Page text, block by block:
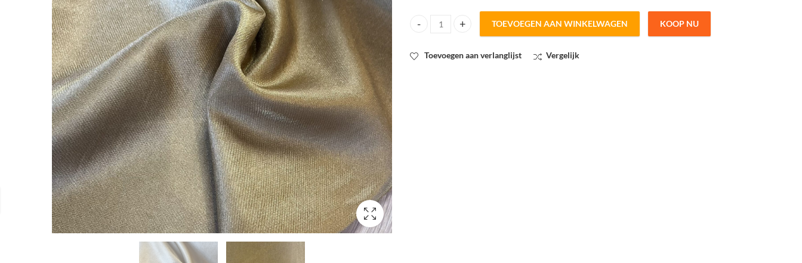
Metallic geel goud quantity
TOEVOEGEN AAN WINKELWAGEN KOOP NU
Toevoegen aan verlanglijst Vergelijk